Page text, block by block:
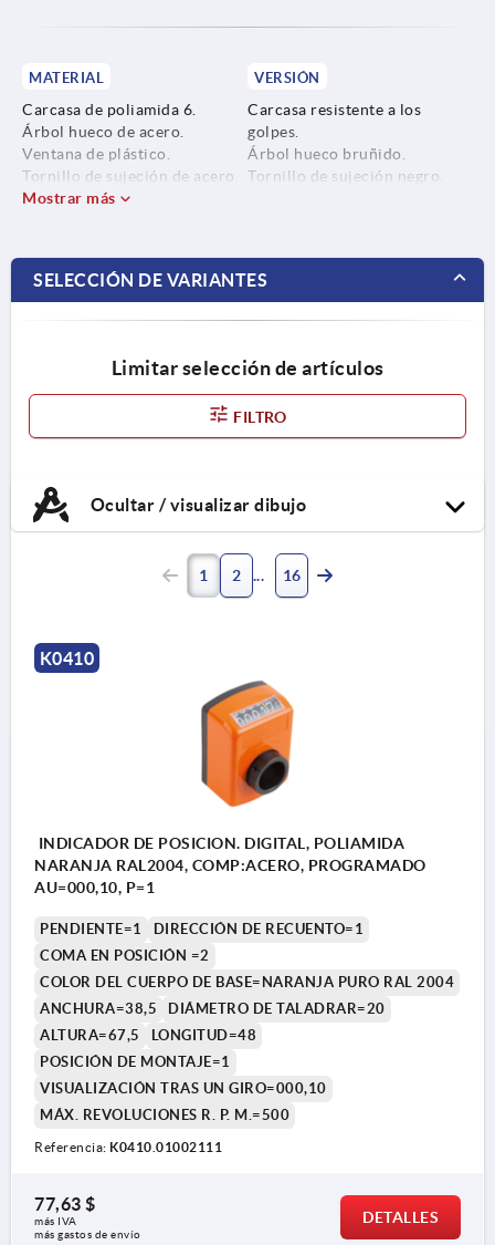
MATERIAL
Carcasa de poliamida 6.
Árbol hueco de acero.
Ventana de plástico.
Tornillo de sujeción de acero.
VERSIÓN
Carcasa resistente a los
golpes.
Árbol hueco bruñido.
Tornillo de sujeción negro.
Mostrar más
SELECCIÓN DE VARIANTES
Limitar selección de artículos
FILTRO
Ocultar / visualizar dibujo
1 2 16
K0410
INDICADOR DE POSICION. DIGITAL, POLIAMIDA
NARANJA RAL2004, COMP:ACERO, PROGRAMADO
AU=000,10, P=1
PENDIENTE=1
DIRECCIÓN DE RECUENTO=1
COMA EN POSICIÓN =2
COLOR DEL CUERPO DE BASE=NARANJA PURO RAL 2004
ANCHURA=38,5
DIÁMETRO DE TALADRAR=20
ALTURA=67,5
LONGITUD=48
POSICIÓN DE MONTAJE=1
VISUALIZACIÓN TRAS UN GIRO=000,10
MÁX. REVOLUCIONES R. P. M.=500
Referencia: K0410.01002111
77,63 $
más IVA
más gastos de envío
DETALLES